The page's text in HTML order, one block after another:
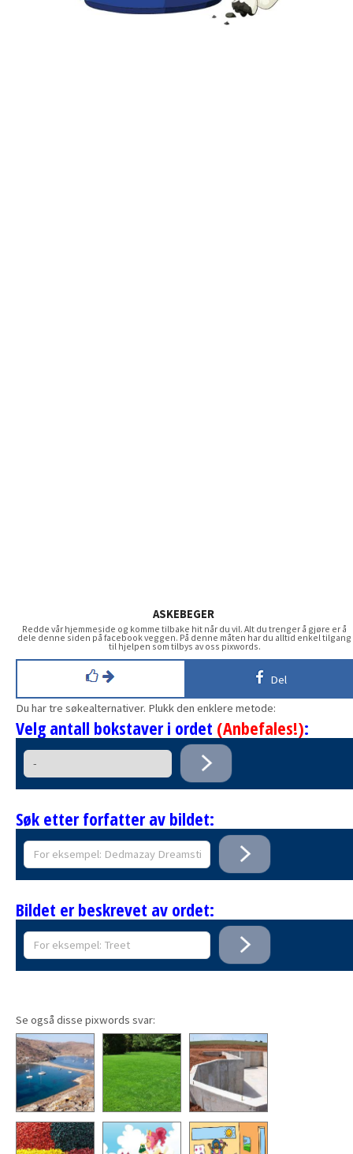
ASKEBEGER
Redde vår hjemmeside og komme tilbake hit når du vil. Alt du trenger å gjøre er å
dele denne siden på facebook veggen. På denne måten har du alltid enkel tilgang
til hjelpen som tilbys av oss pixwords.
Del
Du har tre søkealternativer. Plukk den enklere metode:
Velg antall bokstaver i ordet (Anbefales!):
Søk etter forfatter av bildet:
Bildet er beskrevet av ordet:
Se også disse pixwords svar: